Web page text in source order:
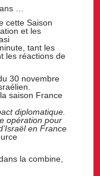
…
cette Saison
et les
tant les
les réactions de
30 novembre
saison France
diplomatique.
opération pour
en France
la combine,